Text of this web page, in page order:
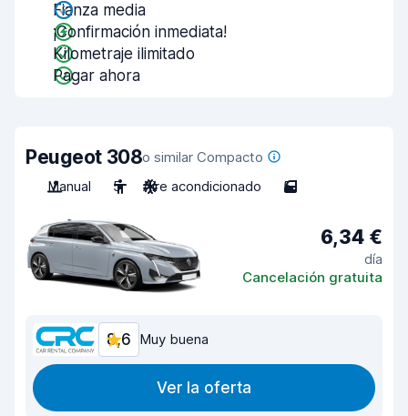
Fianza media
¡Confirmación inmediata!
Kilometraje ilimitado
Pagar ahora
Peugeot 308o similar Compacto
Manual
5 Aire acondicionado 5
6,34 €
día
Cancelación gratuita
8,6 Muy buena
Ver la oferta